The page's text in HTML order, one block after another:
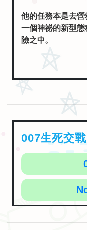
他的任務本是去
一個神祕的新型
險之中。
007生死交